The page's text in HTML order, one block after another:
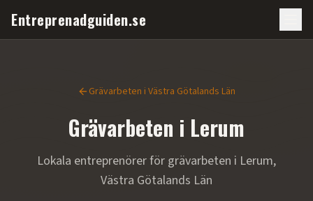
Entreprenadguiden.se
Grävarbeten i Västra Götalands Län
Grävarbeten i Lerum
Lokala entreprenörer för grävarbeten i Lerum,
Västra Götalands Län